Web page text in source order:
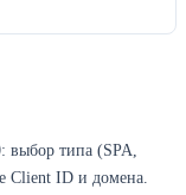
выбор типа (SPA,
Client ID и домена.